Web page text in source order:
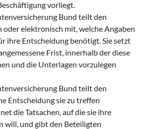
vorliegt.
Bund teilt den
elektronisch mit, welche Angaben
ihre Entscheidung benötigt. Sie setzt
Frist, innerhalb der diese
und die Unterlagen vorzulegen
Bund teilt den
Entscheidung sie zu treffen
die Tatsachen, auf die sie ihre
will, und gibt den Beteiligten